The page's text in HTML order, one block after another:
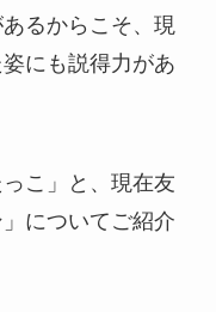
るからこそ、現
にも説得力があ
こ」と、現在友
についてご紹介